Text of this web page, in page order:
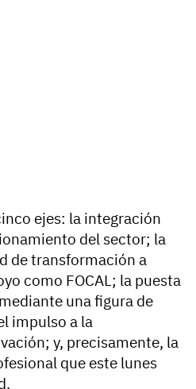
ejes: la integración
del sector; la
de transformación a
como FOCAL; la puesta
una figura de
impulso a la
y, precisamente, la
que este lunes